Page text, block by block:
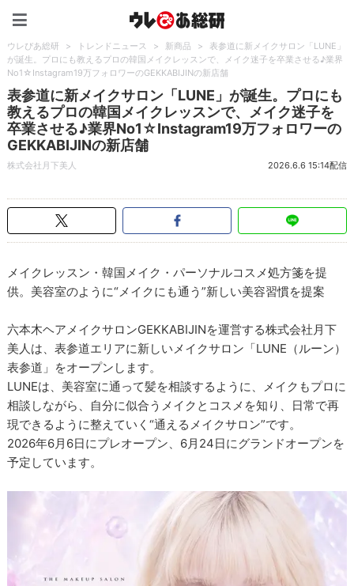
ウレぴあ総研 > トレンドニュース > 新商品 >
表参道に新メイクサロン「LUNE」
が誕生。プロにも教えるプロの韓国メイクレッスンで、メイク迷子を卒業させる♪業界
No1☆Instagram19万フォロワーのGEKKABIJINの新店舗
表参道に新メイクサロン「LUNE」が誕生。プロにも
教えるプロの韓国メイクレッスンで、メイク迷子を
卒業させる♪業界No1☆Instagram19万フォロワーの
GEKKABIJINの新店舗
株式会社月下美人 2026.6.6 15:14配信
メイクレッスン・韓国メイク・パーソナルコスメ処方箋を提
供。美容室のように“メイクにも通う”新しい美容習慣を提案
六本木ヘアメイクサロンGEKKABIJINを運営する株式会社月下
美人は、表参道エリアに新しいメイクサロン「LUNE（ルーン）
表参道」をオープンします。
LUNEは、美容室に通って髪を相談するように、メイクもプロに
相談しながら、自分に似合うメイクとコスメを知り、日常で再
現できるように整えていく“通えるメイクサロン”です。
2026年6月6日にプレオープン、6月24日にグランドオープンを
予定しています。